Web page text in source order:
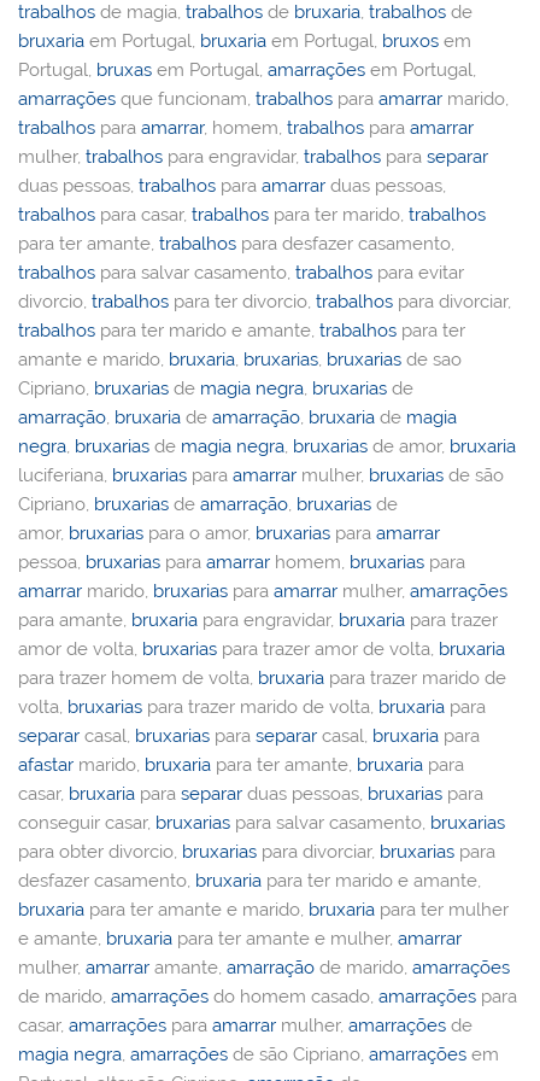
trabalhos de magia,trabalhos de bruxaria,trabalhos de
bruxaria em Portugal, bruxaria em Portugal, bruxos em
Portugal, bruxas em Portugal,amarrações em Portugal,
amarrações que funcionam,trabalhos paraamarrar marido,
trabalhos paraamarrar, homem,trabalhos paraamarrar
mulher,trabalhos para engravidar,trabalhos paraseparar
duas pessoas,trabalhos paraamarrar duas pessoas,
trabalhos para casar,trabalhos para ter marido,trabalhos
para ter amante,trabalhos para desfazer casamento,
trabalhos para salvar casamento,trabalhos para evitar
divorcio,trabalhos para ter divorcio,trabalhos para divorciar,
trabalhos para ter marido e amante,trabalhos para ter
amante e marido, bruxaria, bruxarias, bruxarias de sao
Cipriano, bruxarias de magia negra, bruxarias de
amarração, bruxaria deamarração, bruxaria de magia
negra, bruxarias de magia negra, bruxarias de amor, bruxaria
luciferiana, bruxarias paraamarrar mulher, bruxarias de são
Cipriano, bruxarias deamarração, bruxarias de
amor, bruxarias para o amor, bruxarias paraamarrar
pessoa, bruxarias paraamarrar homem, bruxarias para
amarrar marido, bruxarias paraamarrar mulher,amarrações
para amante, bruxaria para engravidar, bruxaria para trazer
amor de volta, bruxarias para trazer amor de volta, bruxaria
para trazer homem de volta, bruxaria para trazer marido de
volta, bruxarias para trazer marido de volta, bruxaria para
separar casal, bruxarias paraseparar casal, bruxaria para
afastar marido, bruxaria para ter amante, bruxaria para
casar, bruxaria paraseparar duas pessoas, bruxarias para
conseguir casar, bruxarias para salvar casamento, bruxarias
para obter divorcio, bruxarias para divorciar, bruxarias para
desfazer casamento, bruxaria para ter marido e amante,
bruxaria para ter amante e marido, bruxaria para ter mulher
e amante, bruxaria para ter amante e mulher,amarrar
mulher,amarrar amante,amarração de marido,amarrações
de marido,amarrações do homem casado,amarrações para
casar,amarrações paraamarrar mulher,amarrações de
magia negra,amarrações de são Cipriano,amarrações em